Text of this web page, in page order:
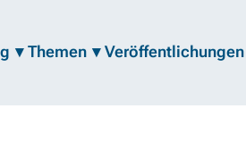
Themen Veröffentlichungen